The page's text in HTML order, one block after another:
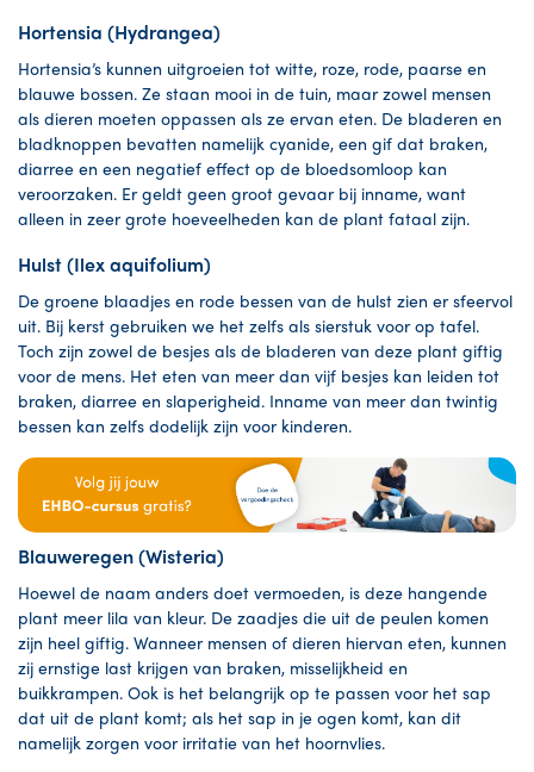
Hortensia (Hydrangea)
Hortensia’s kunnen uitgroeien tot witte, roze, rode, paarse en
blauwe bossen. Ze staan mooi in de tuin, maar zowel mensen
als dieren moeten oppassen als ze ervan eten. De bladeren en
bladknoppen bevatten namelijk cyanide, een gif dat braken,
diarree en een negatief effect op de bloedsomloop kan
veroorzaken. Er geldt geen groot gevaar bij inname, want
alleen in zeer grote hoeveelheden kan de plant fataal zijn.
Hulst (Ilex aquifolium)
De groene blaadjes en rode bessen van de hulst zien er sfeervol
uit. Bij kerst gebruiken we het zelfs als sierstuk voor op tafel.
Toch zijn zowel de besjes als de bladeren van deze plant giftig
voor de mens. Het eten van meer dan vijf besjes kan leiden tot
braken, diarree en slaperigheid. Inname van meer dan twintig
bessen kan zelfs dodelijk zijn voor kinderen.
Blauweregen (Wisteria)
Hoewel de naam anders doet vermoeden, is deze hangende
plant meer lila van kleur. De zaadjes die uit de peulen komen
zijn heel giftig. Wanneer mensen of dieren hiervan eten, kunnen
zij ernstige last krijgen van braken, misselijkheid en
buikkrampen. Ook is het belangrijk op te passen voor het sap
dat uit de plant komt; als het sap in je ogen komt, kan dit
namelijk zorgen voor irritatie van het hoornvlies.